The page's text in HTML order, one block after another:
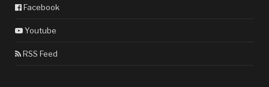
Facebook
Youtube
RSS Feed